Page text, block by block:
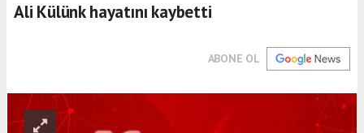
Ali Külünk hayatını kaybetti
ABONE OL